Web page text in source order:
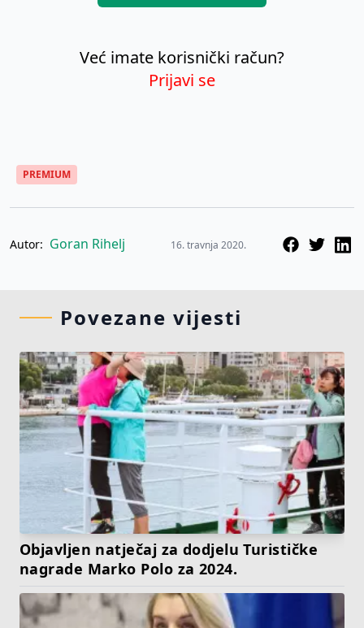
Već imate korisnički račun?
Prijavi se
PREMIUM
Autor: Goran Rihelj 16. travnja 2020.
Povezane vijesti
Objavljen natječaj za dodjelu Turističke
nagrade Marko Polo za 2024.